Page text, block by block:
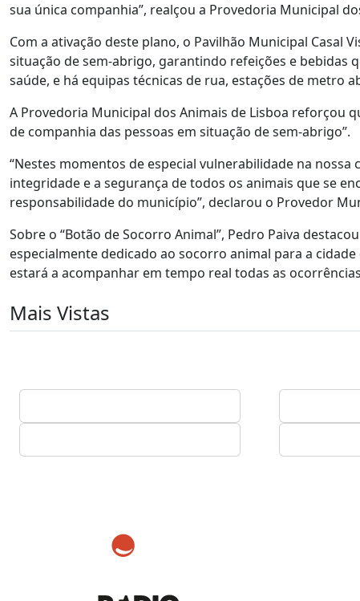
sua única companhia”, realçou a Provedoria Municipal
Com a ativação deste plano, o Pavilhão Municipal Casal
situação de sem-abrigo, garantindo refeições e bebidas
saúde, e há equipas técnicas de rua, estações de
A Provedoria Municipal dos Animais de Lisboa reforçou
de companhia das pessoas em situação de sem-abrigo”.
“Nestes momentos de especial vulnerabilidade na
integridade e a segurança de todos os animais que se
responsabilidade do município”, declarou o Provedor
Sobre o “Botão de Socorro Animal”, Pedro Paiva
especialmente dedicado ao socorro animal para a
estará a acompanhar em tempo real todas as
Mais Vistas